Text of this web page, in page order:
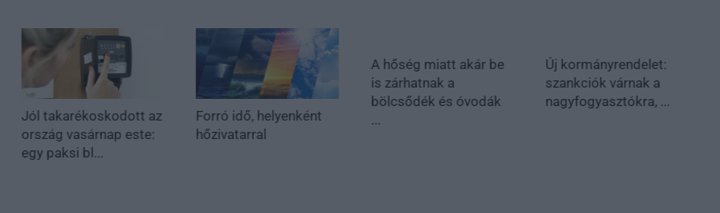
Jól takarékoskodott az
ország vasárnap este:
egy paksi bl...
Forró idő, helyenként
hőzivatarral
A hőség miatt akár be
is zárhatnak a
bölcsődék és óvodák
...
Új kormányrendelet:
szankciók várnak a
nagyfogyasztókra, ...